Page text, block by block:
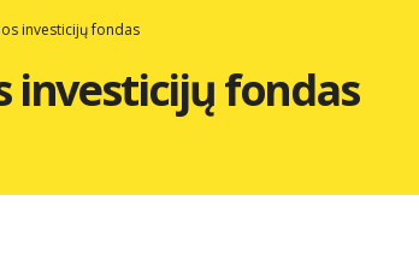
investicijų fondas
investicijų fondas